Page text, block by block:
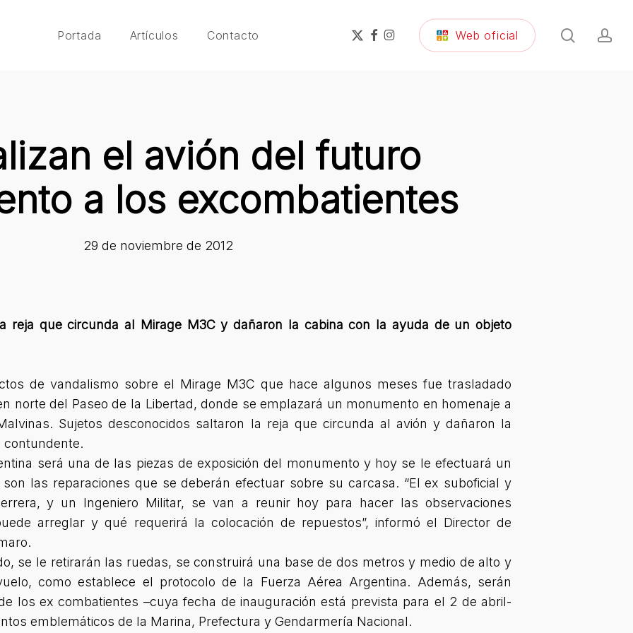
Portada Artículos Contacto
x-
twitter
facebook
instagram Web oficial search
el avión del futuro
a los excombatientes
29 de noviembre de 2012
reja que circunda al Mirage M3C y dañaron la cabina con la ayuda de un objeto
de vandalismo sobre el Mirage M3C que hace algunos meses fue trasladado
norte del Paseo de la Libertad, donde se emplazará un monumento en homenaje a
Sujetos desconocidos saltaron la reja que circunda al avión y dañaron la
contundente.
será una de las piezas de exposición del monumento y hoy se le efectuará un
las reparaciones que se deberán efectuar sobre su carcasa. “El ex suboficial y
y un Ingeniero Militar, se van a reunir hoy para hacer las observaciones
arreglar y qué requerirá la colocación de repuestos”, informó el Director de
se le retirarán las ruedas, se construirá una base de dos metros y medio de alto y
como establece el protocolo de la Fuerza Aérea Argentina. Además, serán
los ex combatientes –cuya fecha de inauguración está prevista para el 2 de abril-
emblemáticos de la Marina, Prefectura y Gendarmería Nacional.